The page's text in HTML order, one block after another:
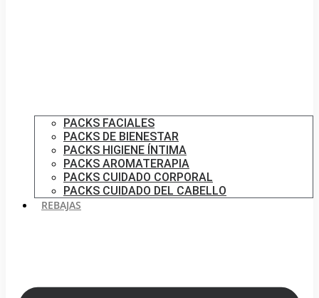
PACKS FACIALES
PACKS DE BIENESTAR
PACKS HIGIENE ÍNTIMA
PACKS AROMATERAPIA
PACKS CUIDADO CORPORAL
PACKS CUIDADO DEL CABELLO
REBAJAS